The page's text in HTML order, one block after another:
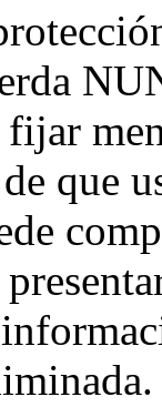
que